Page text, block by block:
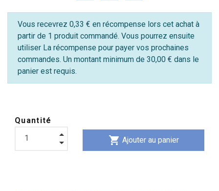
Vous recevrez 0,33 € en récompense lors cet achat à
partir de 1 produit commandé. Vous pourrez ensuite
utiliser La récompense pour payer vos prochaines
commandes. Un montant minimum de 30,00 € dans le
panier est requis.
Quantité
shopping_cart Ajouter au panier